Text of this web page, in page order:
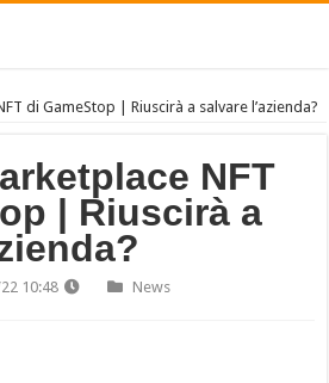
di GameStop | Riuscirà a salvare l’azienda?
NFT
| Riuscirà a
10:48
News